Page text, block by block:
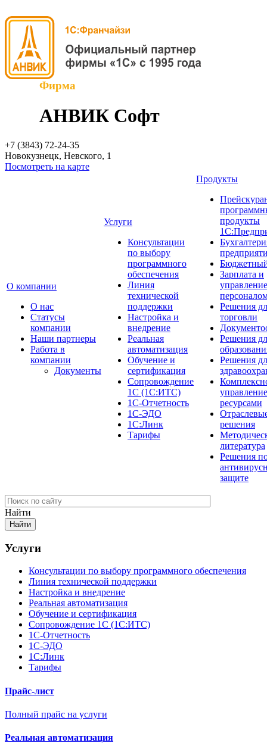
Фирма
АНВИК Софт
+7 (3843) 72-24-35
Новокузнецк, Невского, 1
Посмотреть на карте
О компании
О нас
Cтатусы
компании
Наши партнеры
Работа в
компании
Документы
Услуги
Консультации
по выбору
программного
обеспечения
Линия
технической
поддержки
Настройка и
внедрение
Реальная
автоматизация
Обучение и
сертификация
Сопровождение
1С (1С:ИТС)
1С-Отчетность
1С-ЭДО
1С:Линк
Тарифы
Продукты
продукты
Зарплата и
управление
Решения
торговли
Решения
Решения
управление
ресурсами
решения
литература
Решения
защите
Найти
Услуги
Консультации по выбору программного обеспечения
Линия технической поддержки
Настройка и внедрение
Реальная автоматизация
Обучение и сертификация
Сопровождение 1С (1С:ИТС)
1С-Отчетность
1С-ЭДО
1С:Линк
Тарифы
Прайс-лист
Полный прайс на услуги
Реальная автоматизация